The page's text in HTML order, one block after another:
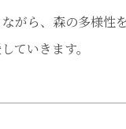
がら、森の多様性
ていきます。